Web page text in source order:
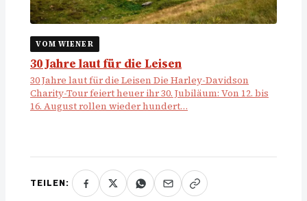
VOM WIENER
30 Jahre laut für die Leisen
30 Jahre laut für die Leisen Die Harley-Davidson
Charity-Tour feiert heuer ihr 30. Jubiläum: Von 12. bis
16. August rollen wieder hundert…
TEILEN: